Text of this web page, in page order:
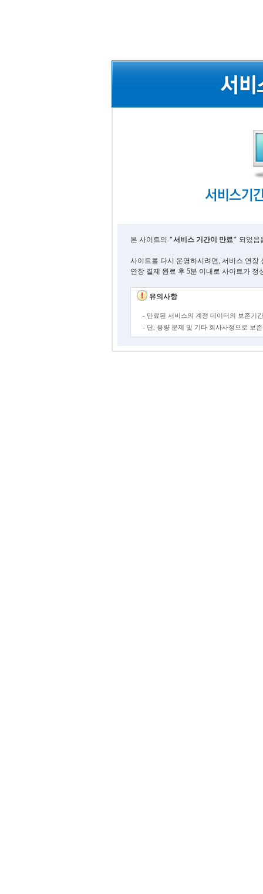
본 사이트의 "서비스 기간이 만료" 되었음
사이트를 다시 운영하시려면, 서비스 연장
연장 결제 완료 후 5분 이내로 사이트가 정
유의사항
- 만료된 서비스의 계정 데이터의 보존기
- 단, 용량 문제 및 기타 회사사정으로 보